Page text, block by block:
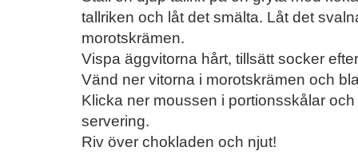
tallriken och låt det smälta. Låt det
morotskrämen.
Vispa äggvitorna hårt, tillsätt socker
Vänd ner vitorna i morotskrämen och
Klicka ner moussen i portionsskålar
servering.
Riv över chokladen och njut!